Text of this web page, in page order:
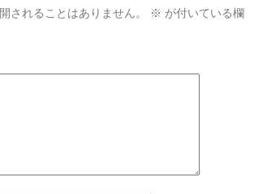
されることはありません。 ※ が付いている欄